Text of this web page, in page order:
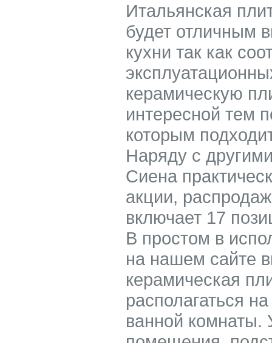
Итальянская
будет отличным
кухни так как
керамическую
интересной тем
которым
Наряду с
Сиена
акции,
включает 17
В простом в
на нашем сайте
керамическая
располагаться
ванной комнаты.